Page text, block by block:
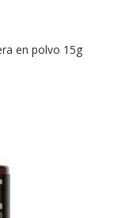
en polvo 15g